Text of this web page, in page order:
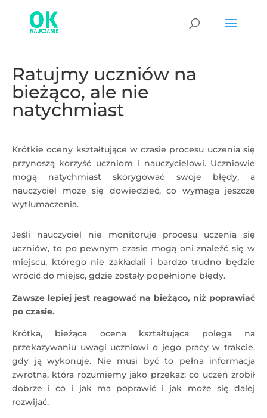
Ratujmy uczniów na
bieżąco, ale nie
natychmiast
Krótkie oceny kształtujące w czasie procesu uczenia się
przynoszą korzyść uczniom i nauczycielowi. Uczniowie
mogą natychmiast skorygować swoje błędy, a
nauczyciel może się dowiedzieć, co wymaga jeszcze
wytłumaczenia.
Jeśli nauczyciel nie monitoruje procesu uczenia się
uczniów, to po pewnym czasie mogą oni znaleźć się w
miejscu, którego nie zakładali i bardzo trudno będzie
wrócić do miejsc, gdzie zostały popełnione błędy.
Zawsze lepiej jest reagować na bieżąco, niż poprawiać
po czasie.
Krótka, bieżąca ocena kształtująca polega na
przekazywaniu uwagi uczniowi o jego pracy w trakcie,
gdy ją wykonuje. Nie musi być to pełna informacja
zwrotna, która rozumiemy jako przekaz: co uczeń zrobił
dobrze i co i jak ma poprawić i jak może się dalej
rozwijać.